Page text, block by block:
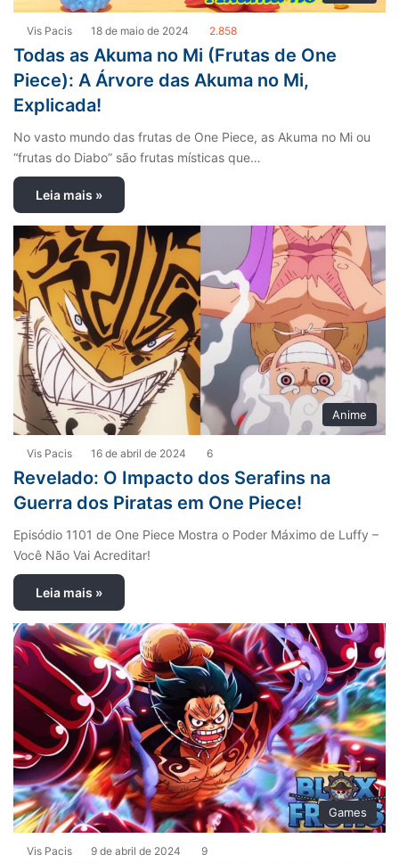
Vis Pacis 18 de maio de 2024 2.858
Todas as Akuma no Mi (Frutas de One
Piece): A Árvore das Akuma no Mi,
Explicada!
No vasto mundo das frutas de One Piece, as Akuma no Mi ou
“frutas do Diabo” são frutas místicas que…
Leia mais »
Anime
Vis Pacis 16 de abril de 2024 6
Revelado: O Impacto dos Serafins na
Guerra dos Piratas em One Piece!
Episódio 1101 de One Piece Mostra o Poder Máximo de Luffy –
Você Não Vai Acreditar!
Leia mais »
Games
Vis Pacis 9 de abril de 2024 9